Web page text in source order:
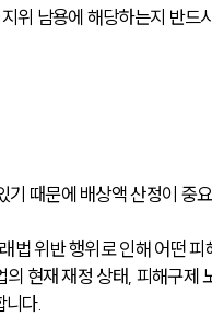
위 남용에 해당하는지 반드
때문에 배상액 산정이 중
법 위반 행위로 인해 어떤
현재 재정 상태, 피해구제
다.